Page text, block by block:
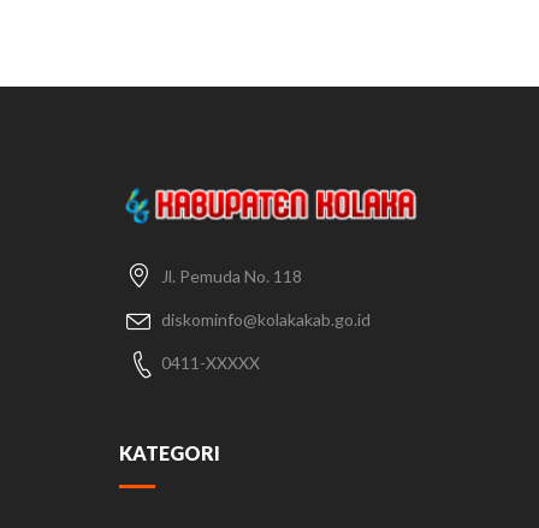
Jl. Pemuda No. 118
diskominfo@kolakakab.go.id
0411-XXXXX
KATEGORI